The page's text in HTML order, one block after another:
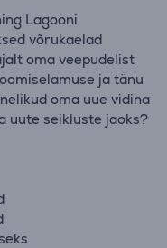
Lagooni
võrukaelad
oma veepudelist
ja tänu
oma uue vidina
uute seikluste jaoks?